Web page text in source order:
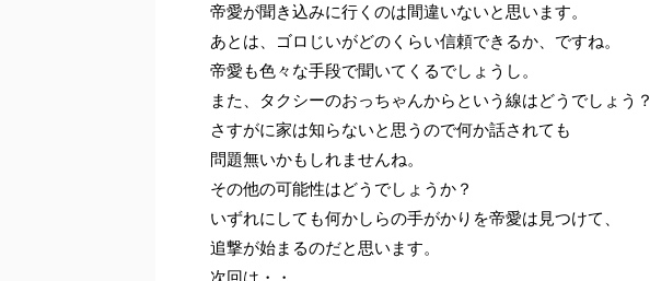
帝愛が聞き込みに行くのは間違いないと思います。
あとは、ゴロじいがどのくらい信頼できるか、ですね。
帝愛も色々な手段で聞いてくるでしょうし。
また、タクシーのおっちゃんからという線はどうでしょう？
さすがに家は知らないと思うので何か話されても
問題無いかもしれませんね。
その他の可能性はどうでしょうか？
いずれにしても何かしらの手がかりを帝愛は見つけて、
追撃が始まるのだと思います。